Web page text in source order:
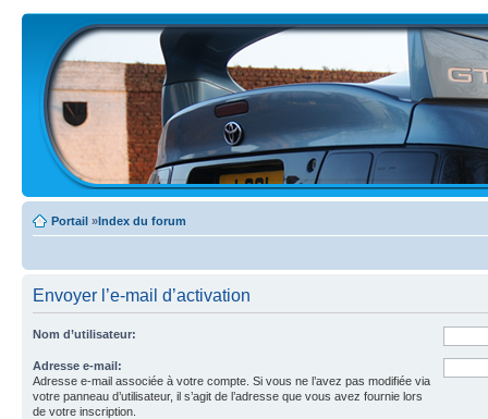
Portail »Index du forum
Envoyer l’e-mail d’activation
Nom d’utilisateur:
Adresse e-mail:
Adresse e-mail associée à votre compte. Si vous ne l’avez pas modifiée via
votre panneau d’utilisateur, il s’agit de l’adresse que vous avez fournie lors
de votre inscription.